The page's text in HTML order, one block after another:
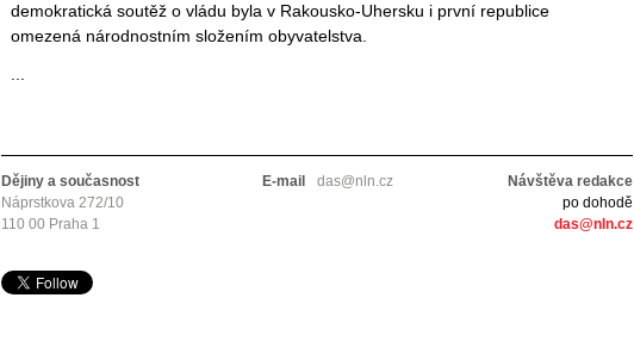
demokratická soutěž o vládu byla v Rakousko-Uhersku i první republice
omezená národnostním složením obyvatelstva.
...
Dějiny a současnost
Náprstkova 272/10
110 00 Praha 1
E-mail das@nln.cz
Návštěva redakce
po dohodě
das@nln.cz